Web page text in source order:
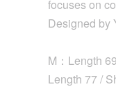
focuses on
Designed by
M：Length
Length 77 /